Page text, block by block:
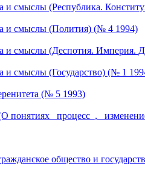
и смыслы (Республика.
и смыслы (Полития) (№ 4 1994)
и смыслы (Деспотия. Империя.
и смыслы (Государство) (№ 1
(№ 5 1993)
понятиях _процесс_,
общество и